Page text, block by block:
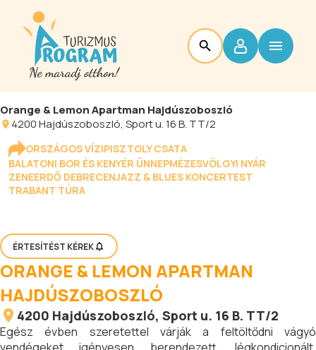
Orange & Lemon Apartman Hajdúszoboszló
4200Hajdúszoboszló, Sport u. 16 B. TT/2
ORSZÁGOS VÍZIPISZTOLY CSATA
BALATONI BOR ÉS KENYÉR ÜNNEPMÉZESVÖLGYI NYÁR
ZENEERDŐ DEBRECENJAZZ & BLUES KONCERTEST
TRABANT TÚRA
ÉRTESÍTÉST KÉREK
ORANGE & LEMON APARTMAN
HAJDÚSZOBOSZLÓ
4200 Hajdúszoboszló, Sport u. 16 B. TT/2
Egész évben szeretettel várják a feltöltődni vágyó